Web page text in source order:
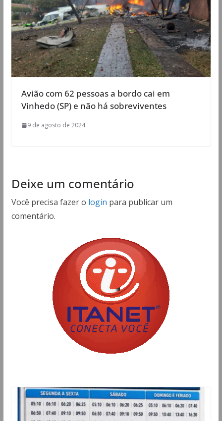
Avião com 62 pessoas a bordo cai em
Vinhedo (SP) e não há sobreviventes
9 de agosto de 2024
Deixe um comentário
Você precisa fazer o login para publicar um
comentário.